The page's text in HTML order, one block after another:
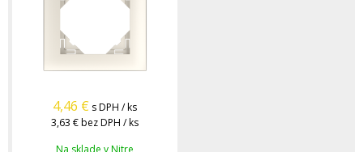
4,46 € s DPH / ks
3,63 €bez DPH / ks
Na sklade v Nitre